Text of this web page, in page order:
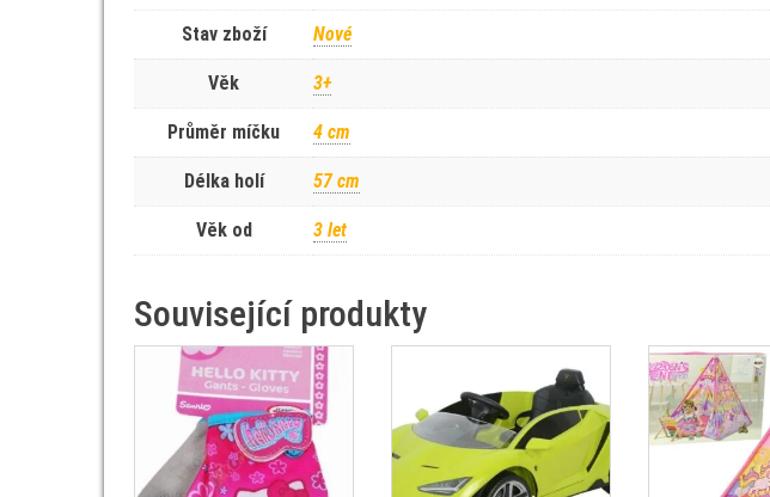
Stav zboží Nové
Věk 3+
Průměr míčku 4 cm
Délka holí 57 cm
Věk od 3 let
Související produkty